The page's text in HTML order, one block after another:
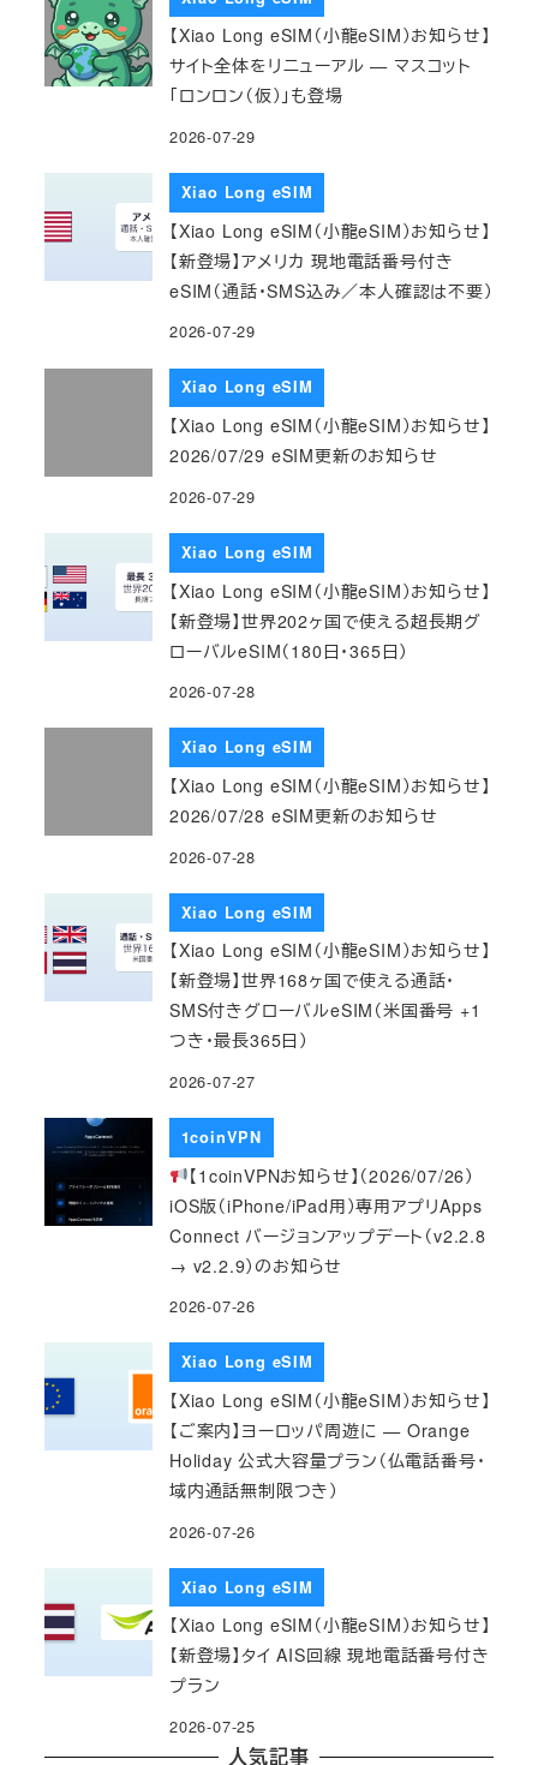
【Xiao Long eSIM（小龍eSIM）お知らせ】
サイト全体をリニューアル — マスコット
「ロンロン（仮）」も登場
2026-07-29
Xiao Long eSIM
【Xiao Long eSIM（小龍eSIM）お知らせ】
【新登場】アメリカ 現地電話番号付き
eSIM（通話・SMS込み／本人確認は不要）
2026-07-29
Xiao Long eSIM
【Xiao Long eSIM（小龍eSIM）お知らせ】
2026/07/29 eSIM更新のお知らせ
2026-07-29
Xiao Long eSIM
【Xiao Long eSIM（小龍eSIM）お知らせ】
【新登場】世界202ヶ国で使える超長期グ
ローバルeSIM（180日・365日）
2026-07-28
Xiao Long eSIM
【Xiao Long eSIM（小龍eSIM）お知らせ】
2026/07/28 eSIM更新のお知らせ
2026-07-28
Xiao Long eSIM
【Xiao Long eSIM（小龍eSIM）お知らせ】
【新登場】世界168ヶ国で使える通話・
SMS付きグローバルeSIM（米国番号 +1
つき・最長365日）
2026-07-27
1coinVPN
【1coinVPNお知らせ】（2026/07/26）
iOS版（iPhone/iPad用）専用アプリApps
Connect バージョンアップデート（v2.2.8
→ v2.2.9）のお知らせ
2026-07-26
Xiao Long eSIM
【Xiao Long eSIM（小龍eSIM）お知らせ】
【ご案内】ヨーロッパ周遊に — Orange
Holiday 公式大容量プラン（仏電話番号・
域内通話無制限つき）
2026-07-26
Xiao Long eSIM
【Xiao Long eSIM（小龍eSIM）お知らせ】
【新登場】タイ AIS回線 現地電話番号付き
プラン
2026-07-25
人気記事